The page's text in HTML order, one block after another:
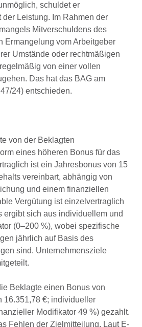
schuldet er
der Leistung. Im Rahmen der
Mitverschuldens des
Ermangelung vom Arbeitgeber
Umstände oder rechtmäßigen
von einer vollen
Das hat das BAG am
24) entschieden.
von der Beklagten
eines höheren Bonus für das
ist ein Jahresbonus von 15
vereinbart, abhängig von
und einem finanziellen
Vergütung ist einzelvertraglich
ergibt sich aus individuellem und
(0–200 %), wobei spezifische
jährlich auf Basis des
sind. Unternehmensziele
Beklagte einen Bonus von
16.351,78 €; individueller
Modifikator 49 %) gezahlt.
Fehlen der Zielmitteilung. Laut E-